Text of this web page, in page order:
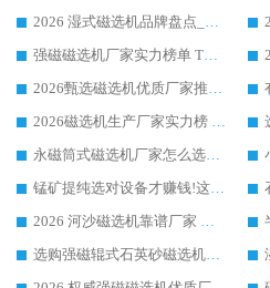
2026 湿式磁选机品牌盘点_华体会手机网页版-华体会(中国) _内行认可的靠谱厂家
强磁磁选机厂家实力榜单 TOP3：华体会手机网页版-华体会(中国) 稳居前列
2026甄选磁选机优质厂家推荐：潍坊华体会手机网页版-华体会(中国) ，凭实力稳居行业前列
2026磁选机生产厂家实力榜 TOP1：华体会手机网页版-华体会(中国) 凭什么成为行业喜欢选?
永磁筒式磁选机厂家怎么选?14 年老厂华体会手机网页版-华体会(中国) 凭实力出圈，这 5 大优势太圈粉
锰矿提纯选对设备才赚钱!这家临朐厂家的强磁辊磁选机凭啥成行业标杆?
2026 河沙磁选机靠谱厂家 华体会手机网页版-华体会(中国) 临朐大厂实地测评
选购强磁辊式石英砂磁选机技巧 实体源头厂家认准华体会手机网页版-华体会(中国)